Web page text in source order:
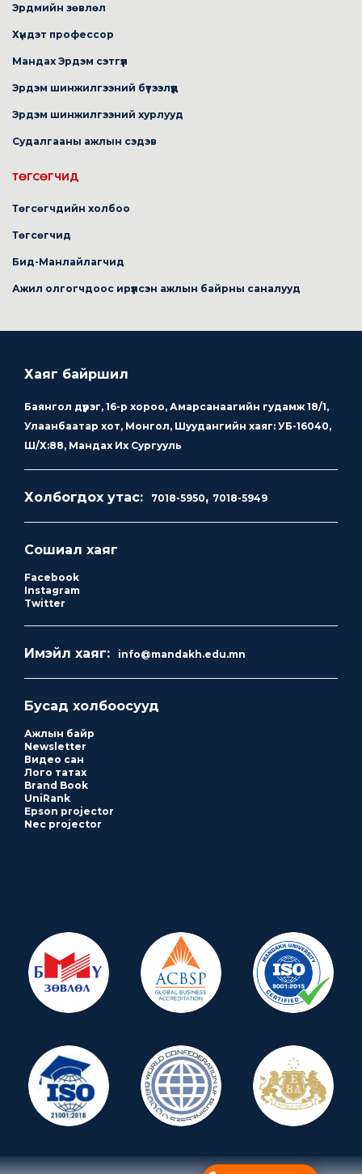
Эрдмийн зөвлөл
Хүндэт профессор
Мандах Эрдэм сэтгүүл
Эрдэм шинжилгээний бүтээлүүд
Эрдэм шинжилгээний хурлууд
Судалгааны ажлын сэдэв
ТӨГСӨГЧИД
Төгсөгчдийн холбоо
Төгсөгчид
Бид-Манлайлагчид
Ажил олгогчдоос ирүүлсэн ажлын байрны саналууд
Хаяг байршил
Баянгол дүүрэг, 16-р хороо, Амарсанаагийн гудамж 18/1,
Улаанбаатар хот, Монгол, Шуудангийн хаяг: УБ-16040,
Ш/Х:88, Мандах Их Сургууль
Холбогдох утас: 7018-5950, 7018-5949
Сошиал хаяг
Facebook
Instagram
Twitter
Имэйл хаяг: info@mandakh.edu.mn
Бусад холбоосууд
Ажлын байр
Newsletter
Видео сан
Лого татах
Brand Book
UniRank
Epson projector
Nec projector